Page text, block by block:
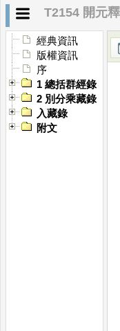
T2154 開元
經典資訊
版權資訊
序
1 總括群經錄
2 別分乘藏錄
入藏錄
附文